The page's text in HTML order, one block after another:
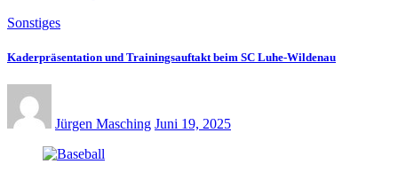
Sonstiges
Kaderpräsentation und Trainingsauftakt beim SC Luhe-Wildenau
Jürgen Masching Juni 19, 2025